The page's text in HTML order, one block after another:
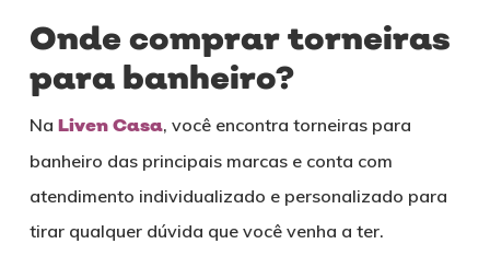
Onde comprar torneiras
para banheiro?
Na Liven Casa, você encontra torneiras para
banheiro das principais marcas e conta com
atendimento individualizado e personalizado para
tirar qualquer dúvida que você venha a ter.